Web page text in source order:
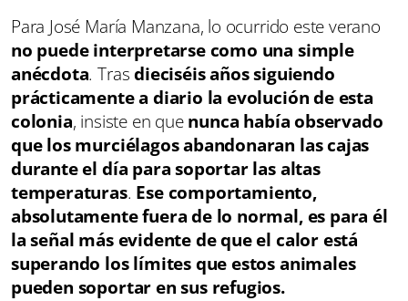
Para José María Manzana, lo ocurrido este verano
no puede interpretarse como una simple
anécdota. Trasdieciséis años siguiendo
prácticamente a diario la evolución de esta
colonia, insiste en quenunca había observado
que los murciélagos abandonaran las cajas
durante el día para soportar las altas
temperaturas. Ese comportamiento,
absolutamente fuera de lo normal, es para él
la señal más evidente de que el calor está
superando los límites que estos animales
pueden soportar en sus refugios.